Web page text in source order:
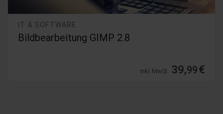
IT & SOFTWARE
Bildbearbeitung GIMP 2.8
inkl. MwSt. 39,99€